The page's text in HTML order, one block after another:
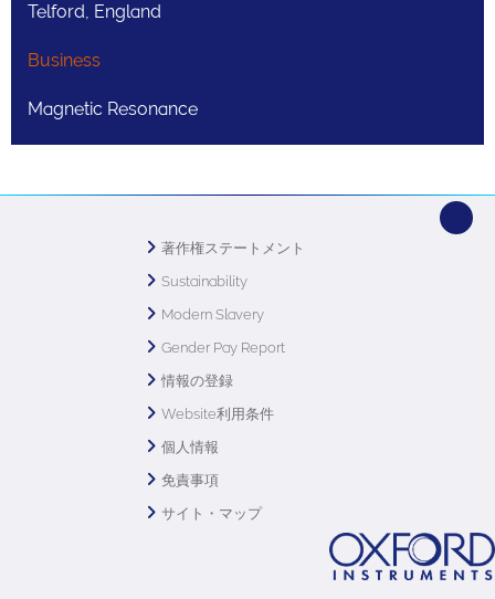
Telford, England
Business
Magnetic Resonance
著作権ステートメント
Sustainability
Modern Slavery
Gender Pay Report
情報の登録
Website利用条件
個人情報
免責事項
サイト・マップ